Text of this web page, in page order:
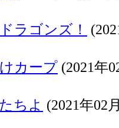
ラゴンズ！
カープ (2021年
ちよ (2021年02